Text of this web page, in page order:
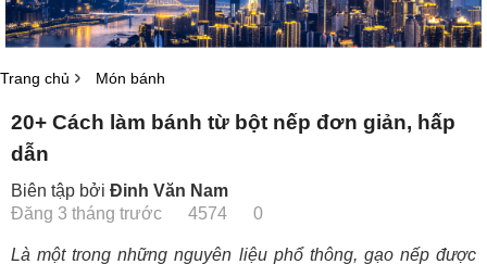
Trang chủ Món bánh
20+ Cách làm bánh từ bột nếp đơn giản, hấp
dẫn
Biên tập bởi Đinh Văn Nam
Đăng 3 tháng trước
4574 0
Là một trong những nguyên liệu phổ thông, gạo nếp được